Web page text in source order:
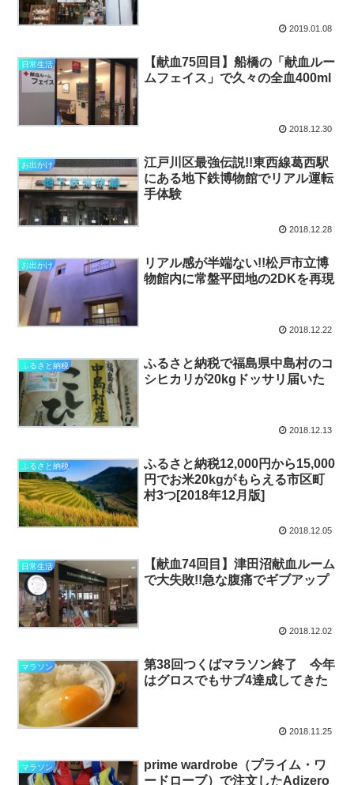
2019.01.08
日常生活
【献血75回目】船橋の「献血ルー
ムフェイス」で久々の全血400ml
2018.12.30
お出かけ
江戸川区最強伝説!!東西線葛西駅
にある地下鉄博物館でリアル運転
手体験
2018.12.28
お出かけ
リアル感が半端ない!!松戸市立博
物館内に常盤平団地の2DKを再現
2018.12.22
ふるさと納税
ふるさと納税で福島県中島村のコ
シヒカリが20kgドッサリ届いた
2018.12.13
ふるさと納税
ふるさと納税12,000円から15,000
円でお米20kgがもらえる市区町
村3つ[2018年12月版]
2018.12.05
日常生活
【献血74回目】津田沼献血ルーム
で大失敗!!急な腹痛でギブアップ
2018.12.02
マラソン
第38回つくばマラソン終了 今年
はグロスでもサブ4達成してきた
2018.11.25
マラソン
prime wardrobe（プライム・ワ
ードローブ）で注文したAdizero